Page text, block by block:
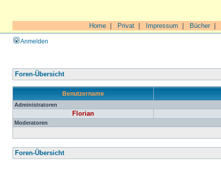
Home Privat Impressum Bücher|
Anmelden
Foren-Übersicht
Benutzername
Administratoren
Florian
Moderatoren
Foren-Übersicht